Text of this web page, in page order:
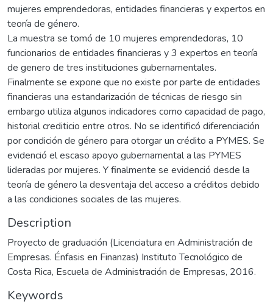
mujeres emprendedoras, entidades financieras y expertos en
teoría de género.
La muestra se tomó de 10 mujeres emprendedoras, 10
funcionarios de entidades financieras y 3 expertos en teoría
de genero de tres instituciones gubernamentales.
Finalmente se expone que no existe por parte de entidades
financieras una estandarización de técnicas de riesgo sin
embargo utiliza algunos indicadores como capacidad de pago,
historial crediticio entre otros. No se identificó diferenciación
por condición de género para otorgar un crédito a PYMES. Se
evidenció el escaso apoyo gubernamental a las PYMES
lideradas por mujeres. Y finalmente se evidenció desde la
teoría de género la desventaja del acceso a créditos debido
a las condiciones sociales de las mujeres.
Description
Proyecto de graduación (Licenciatura en Administración de
Empresas. Énfasis en Finanzas) Instituto Tecnológico de
Costa Rica, Escuela de Administración de Empresas, 2016.
Keywords